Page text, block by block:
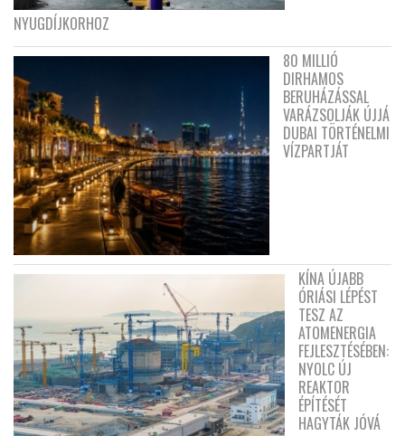
NYUGDÍJKORHOZ
80 MILLIÓ
DIRHAMOS
BERUHÁZÁSSAL
VARÁZSOLJÁK ÚJJÁ
DUBAI TÖRTÉNELMI
VÍZPARTJÁT
KÍNA ÚJABB
ÓRIÁSI LÉPÉST
TESZ AZ
ATOMENERGIA
FEJLESZTÉSÉBEN:
NYOLC ÚJ
REAKTOR
ÉPÍTÉSÉT
HAGYTÁK JÓVÁ